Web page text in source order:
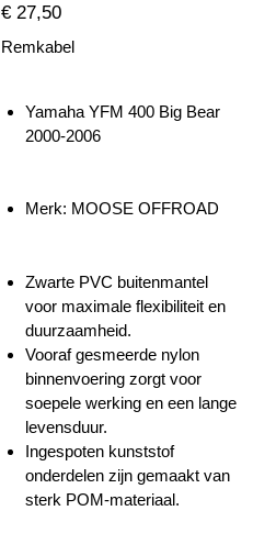
€ 27,50
Remkabel
Yamaha YFM 400 Big Bear
2000-2006
Merk: MOOSE OFFROAD
Zwarte PVC buitenmantel
voor maximale flexibiliteit en
duurzaamheid.
Vooraf gesmeerde nylon
binnenvoering zorgt voor
soepele werking en een lange
levensduur.
Ingespoten kunststof
onderdelen zijn gemaakt van
sterk POM-materiaal.